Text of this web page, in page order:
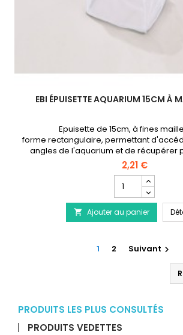
EBI ÉPUISETTE AQUARIUM 15CM À
Epuisette de 15cm, à fines
forme rectangulaire, permettant
angles de l'aquarium et de récupérer
les poissons, même de petite
2,21 €
quantité
du
produit
EBI
Aquarium
 Ajouter au panier
1 2 Suivant 
PRODUITS LES PLUS CONSULTÉS
PRODUITS VEDETTES